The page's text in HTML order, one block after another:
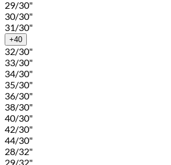
29/30"
30/30"
31/30"
+40
32/30"
33/30"
34/30"
35/30"
36/30"
38/30"
40/30"
42/30"
44/30"
28/32"
29/32"